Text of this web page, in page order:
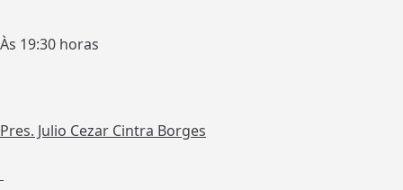
Às 19:30 horas
Pres. Julio Cezar Cintra Borges